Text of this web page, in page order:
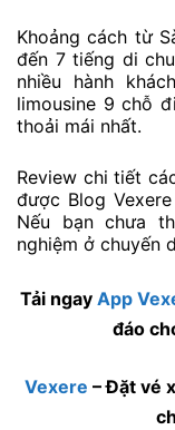
Khoảng cách từ
đến 7 tiếng di
nhiều hành
limousine 9 chỗ
thoải mái nhất.
Review chi tiết
được Blog
Nếu bạn chưa
nghiệm ở chuyến
Tải ngay App
đáo
Vexere – Đặt vé